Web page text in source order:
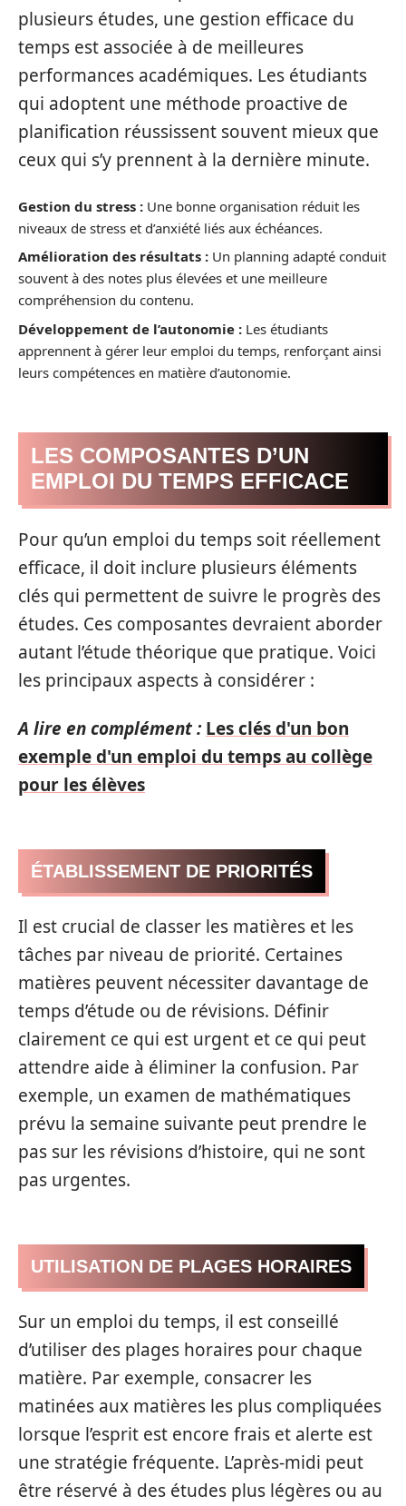
plusieurs études, une gestion efficace du
temps est associée à de meilleures
performances académiques. Les étudiants
qui adoptent une méthode proactive de
planification réussissent souvent mieux que
ceux qui s’y prennent à la dernière minute.
Gestion du stress : Une bonne organisation réduit les
niveaux de stress et d’anxiété liés aux échéances.
Amélioration des résultats : Un planning adapté conduit
souvent à des notes plus élevées et une meilleure
compréhension du contenu.
Développement de l’autonomie : Les étudiants
apprennent à gérer leur emploi du temps, renforçant ainsi
leurs compétences en matière d’autonomie.
LES COMPOSANTES D’UN
EMPLOI DU TEMPS EFFICACE
Pour qu’un emploi du temps soit réellement
efficace, il doit inclure plusieurs éléments
clés qui permettent de suivre le progrès des
études. Ces composantes devraient aborder
autant l’étude théorique que pratique. Voici
les principaux aspects à considérer :
A lire en complément : Les clés d'un bon
exemple d'un emploi du temps au collège
pour les élèves
ÉTABLISSEMENT DE PRIORITÉS
Il est crucial de classer les matières et les
tâches par niveau de priorité. Certaines
matières peuvent nécessiter davantage de
temps d’étude ou de révisions. Définir
clairement ce qui est urgent et ce qui peut
attendre aide à éliminer la confusion. Par
exemple, un examen de mathématiques
prévu la semaine suivante peut prendre le
pas sur les révisions d’histoire, qui ne sont
pas urgentes.
UTILISATION DE PLAGES HORAIRES
Sur un emploi du temps, il est conseillé
d’utiliser des plages horaires pour chaque
matière. Par exemple, consacrer les
matinées aux matières les plus compliquées
lorsque l’esprit est encore frais et alerte est
une stratégie fréquente. L’après-midi peut
être réservé à des études plus légères ou au